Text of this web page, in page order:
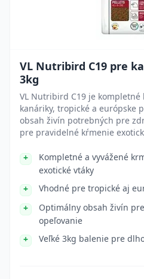
VL Nutribird C19 pre
3kg
VL Nutribird C19 je
kanáriky, tropické a európske
obsah živín potrebných pre
pre pravidelné kŕmenie
Kompletné a vyvážené
exotické vtáky
Vhodné pre tropické aj
Optimálny obsah živín
opeľovanie
Veľké 3kg balenie pre